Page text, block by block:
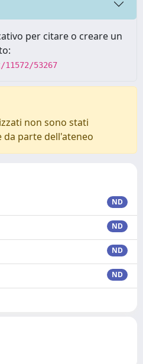
per citare o creare un
53267
non sono stati
parte dell'ateneo
ND
ND
ND
ND